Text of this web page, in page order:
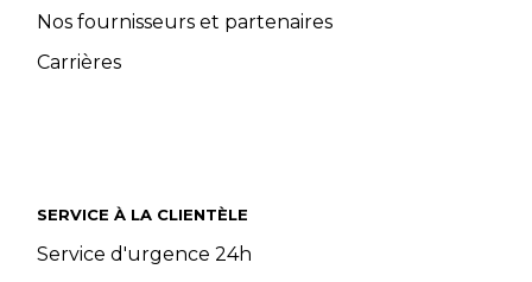
Nos fournisseurs et partenaires
Carrières
SERVICE À LA CLIENTÈLE
Service d'urgence 24h